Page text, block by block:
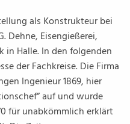
als Konstrukteur bei
Dehne, Eisengießerei,
in Halle. In den folgenden
der Fachkreise. Die Firma
Ingenieur 1869, hier
auf und wurde
für unabkömmlich erklärt